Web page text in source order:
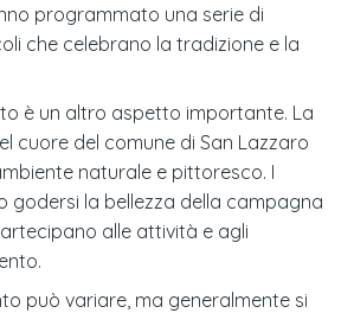
programmato una serie di
che celebrano la tradizione e la
è un altro aspetto importante. La
cuore del comune di San Lazzaro
naturale e pittoresco. I
godersi la bellezza della campagna
alle attività e agli
può variare, ma generalmente si